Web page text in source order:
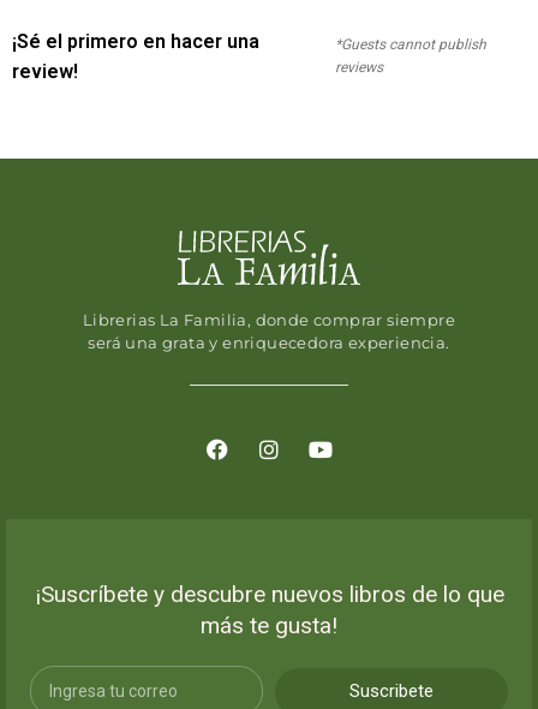
¡Sé el primero en hacer una
review!
*Guests cannot publish
reviews
Librerias La Familia, donde comprar siempre
será una grata y enriquecedora experiencia.
¡Suscríbete y descubre nuevos libros de lo que
más te gusta!
Suscribete